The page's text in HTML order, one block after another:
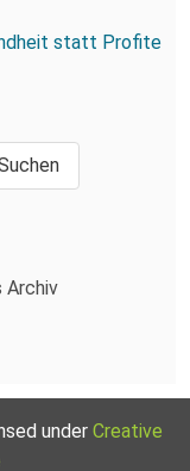
statt Profite
Archiv
under Creative